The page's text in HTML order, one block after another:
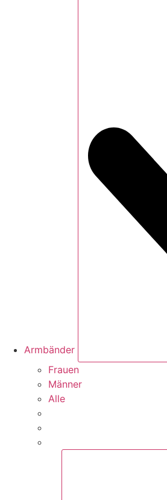
Armbänder
Frauen
Männer
Alle